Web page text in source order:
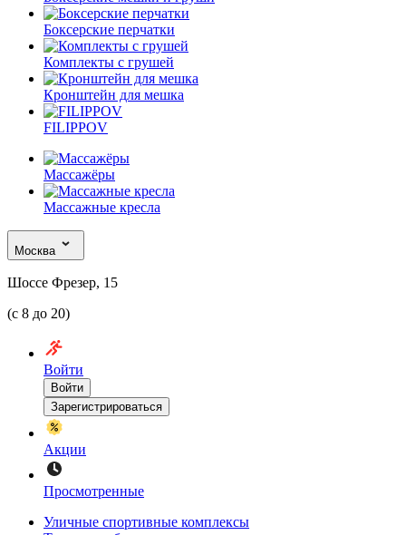
Боксерские перчатки
Комплекты с грушей
Кронштейн для мешка
FILIPPOV
Массажёры
Массажные кресла
Москва
Шоссе Фрезер, 15
(с 8 до 20)
Войти
Войти
Зарегистрироваться
Акции
Просмотренные
Уличные спортивные комплексы